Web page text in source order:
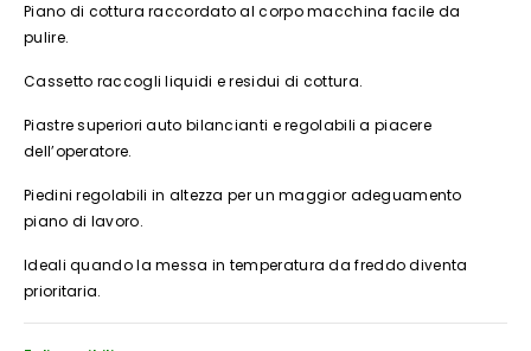
Piano di cottura raccordato al corpo macchina facile da
pulire.
Cassetto raccogli liquidi e residui di cottura.
Piastre superiori auto bilancianti e regolabili a piacere
dell’operatore.
Piedini regolabili in altezza per un maggior adeguamento
piano di lavoro.
Ideali quando la messa in temperatura da freddo diventa
prioritaria.